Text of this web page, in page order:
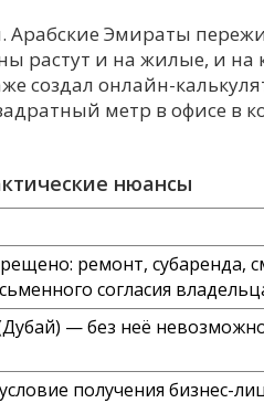
Арабские Эмираты
растут и на жилые, и на
создал онлайн-
метр в офисе в
нюансы
ремонт, субаренда,
согласия
— без неё
получения бизнес-